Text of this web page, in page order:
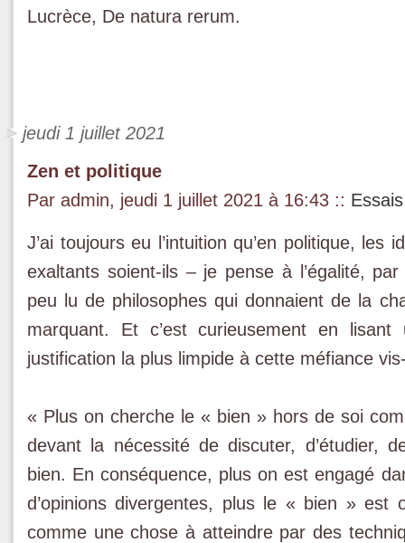
Lucrèce, De natura rerum.
jeudi 1 juillet 2021
Zen et politique
Par admin, jeudi 1 juillet 2021 à 16:43 ::
J’ai toujours eu l’intuition qu’en politique,
exaltants soient-ils – je pense à l’égalité,
peu lu de philosophes qui donnaient de la
marquant. Et c’est curieusement en
justification la plus limpide à cette méfiance
« Plus on cherche le « bien » hors de soi
devant la nécessité de discuter, d’étudier,
bien. En conséquence, plus on est engagé
d’opinions divergentes, plus le « bien » est
comme une chose à atteindre par des